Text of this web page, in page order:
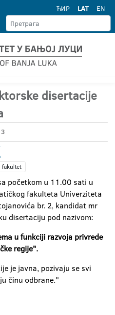
ЋИР LAT EN
disertacije
fakultet
početkom u 11.00 sati u
fakulteta Univerziteta
br. 2, kandidat mr
disertaciju pod nazivom:
u funkciji razvoja privrede
regije".
je javna, pozivaju se svi
činu odbrane."